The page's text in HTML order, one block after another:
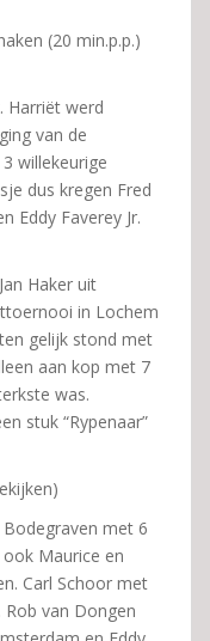
(20 min.p.p.)
Harriët werd
van de
willekeurige
dus kregen Fred
Eddy Faverey Jr.
Haker uit
in Lochem
gelijk stond met
aan kop met 7
was.
stuk “Rypenaar”
met 6
Maurice en
Carl Schoor met
van Dongen